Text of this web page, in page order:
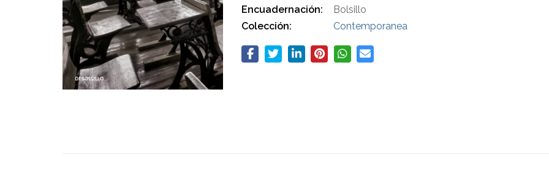
Encuadernación:
Bolsillo
Colección:
Contemporanea